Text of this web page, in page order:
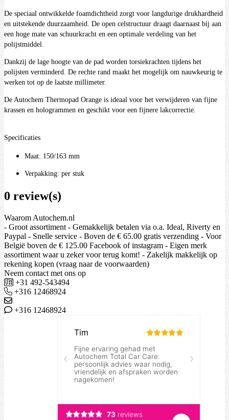
De speciaal ontwikkelde foamdichtheid zorgt voor langdurige drukhardheid
en uitstekende duurzaamheid. De open celstructuur draagt daarnaast bij aan
een hoge mate van schuurkracht en een optimale verdeling van het
polijstmiddel.
Dankzij de lage hoogte van de pad worden torsiekrachten tijdens het
polijsten verminderd. De rechte rand maakt het mogelijk om nauwkeurig te
werken tot op de laatste millimeter.
De Autochem Thermopad Orange is ideaal voor het verwijderen van fijne
krassen en hologrammen en geschikt voor een fijnere lakcorrectie.
Specificaties
Maat: 150/163 mm
Verpakking: per stuk
0 review(s)
Waarom Autochem.nl
- Groot assortiment - Gemakkelijk betalen via o.a. Ideal, Riverty en
Paypal - Snelle service - Boven de € 65.00 gratis verzending - Voor
België boven de € 125.00 Facebook of instagram - Eigen merk
assortiment waar u zeker voor terug komt! - Zakelijk makkelijk op
rekening kopen (vraag naar de voorwaarden)
Neem contact met ons op
+31 492-543494
+316 12468924
+316 12468924